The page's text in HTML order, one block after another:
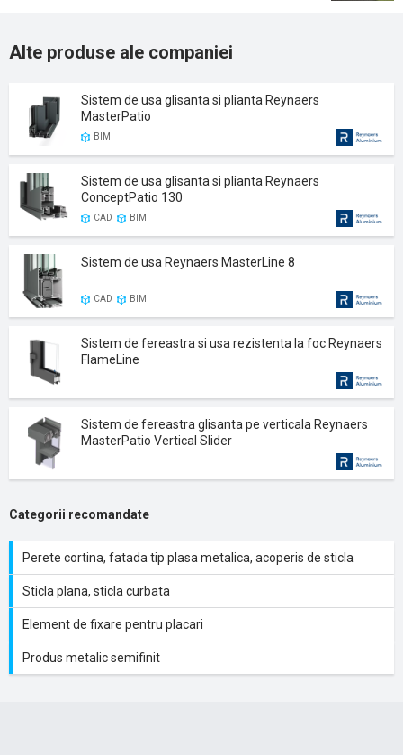
Alte produse ale companiei
Sistem de usa glisanta si plianta Reynaers
MasterPatio
BIM
Sistem de usa glisanta si plianta Reynaers
ConceptPatio 130
CAD BIM
Sistem de usa Reynaers MasterLine 8
CAD BIM
Sistem de fereastra si usa rezistenta la foc Reynaers
FlameLine
Sistem de fereastra glisanta pe verticala Reynaers
MasterPatio Vertical Slider
Categorii recomandate
Perete cortina, fatada tip plasa metalica, acoperis de sticla
Sticla plana, sticla curbata
Element de fixare pentru placari
Produs metalic semifinit